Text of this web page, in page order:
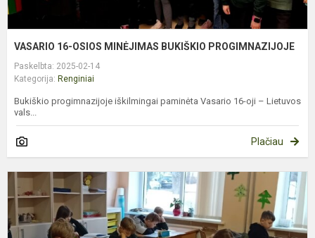
VASARIO 16-OSIOS MINĖJIMAS BUKIŠKIO PROGIMNAZIJOJE
Paskelbta: 2025-02-14
Kategorija: Renginiai
Bukiškio progimnazijoje iškilmingai paminėta Vasario 16-oji – Lietuvos
vals...
Plačiau